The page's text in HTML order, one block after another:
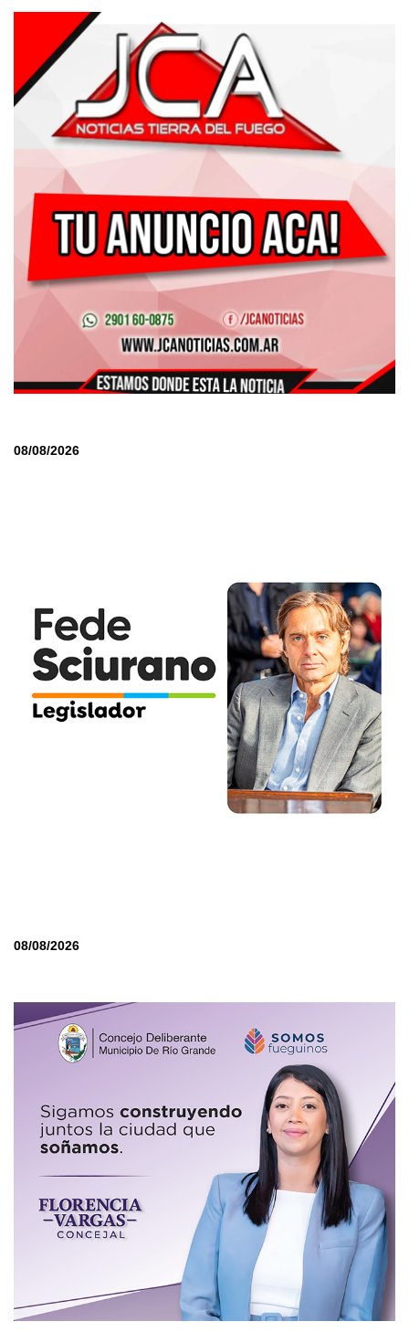
08/08/2026
08/08/2026